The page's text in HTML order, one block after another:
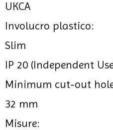
UKCA
Involucro plastico:
Slim
IP 20 (Independent
Minimum cut-out
32 mm
Misure: